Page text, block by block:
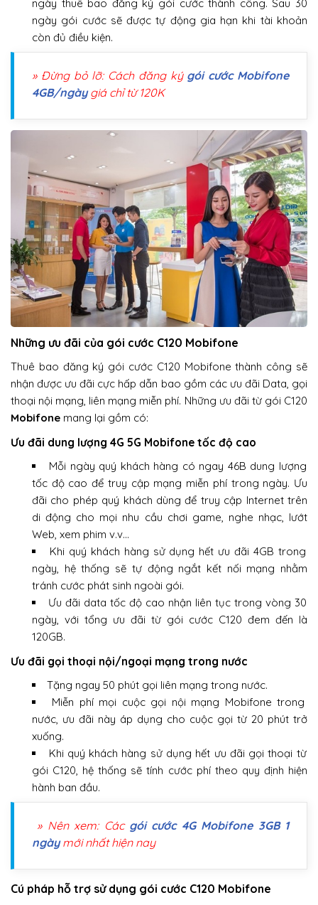
ngày thuê bao đăng ký gói cước thành công. Sau 30
ngày gói cước sẽ được tự động gia hạn khi tài khoản
còn đủ điều kiện.
» Đừng bỏ lỡ: Cách đăng ký gói cước Mobifone
4GB/ngàygiá chỉ từ 120K
Những ưu đãi của gói cước C120 Mobifone
Thuê bao đăng ký gói cước C120 Mobifone thành công sẽ
nhận được ưu đãi cực hấp dẫn bao gồm các ưu đãi Data, gọi
thoại nội mạng, liên mạng miễn phí. Những ưu đãi từ gói C120
Mobifone mang lại gồm có:
Ưu đãi dung lượng 4G 5G Mobifone tốc độ cao
Mỗi ngày quý khách hàng có ngay 46B dung lượng
tốc độ cao để truy cập mạng miễn phí trong ngày. Ưu
đãi cho phép quý khách dùng để truy cập Internet trên
di động cho mọi nhu cầu chơi game, nghe nhạc, lướt
Web, xem phim v.v…
Khi quý khách hàng sử dụng hết ưu đãi 4GB trong
ngày, hệ thống sẽ tự động ngắt kết nối mạng nhằm
tránh cước phát sinh ngoài gói.
Ưu đãi data tốc độ cao nhận liên tục trong vòng 30
ngày, với tổng ưu đãi từ gói cước C120 đem đến là
120GB.
Ưu đãi gọi thoại nội/ngoại mạng trong nước
Tặng ngay 50 phút gọi liên mạng trong nước.
Miễn phí mọi cuộc gọi nội mạng Mobifone trong
nước, ưu đãi này áp dụng cho cuộc gọi từ 20 phút trở
xuống.
Khi quý khách hàng sử dụng hết ưu đãi gọi thoại từ
gói C120, hệ thống sẽ tính cước phí theo quy định hiện
hành ban đầu.
» Nên xem: Các gói cước 4G Mobifone 3GB 1
ngàymới nhất hiện nay
Cú pháp hỗ trợ sử dụng gói cước C120 Mobifone